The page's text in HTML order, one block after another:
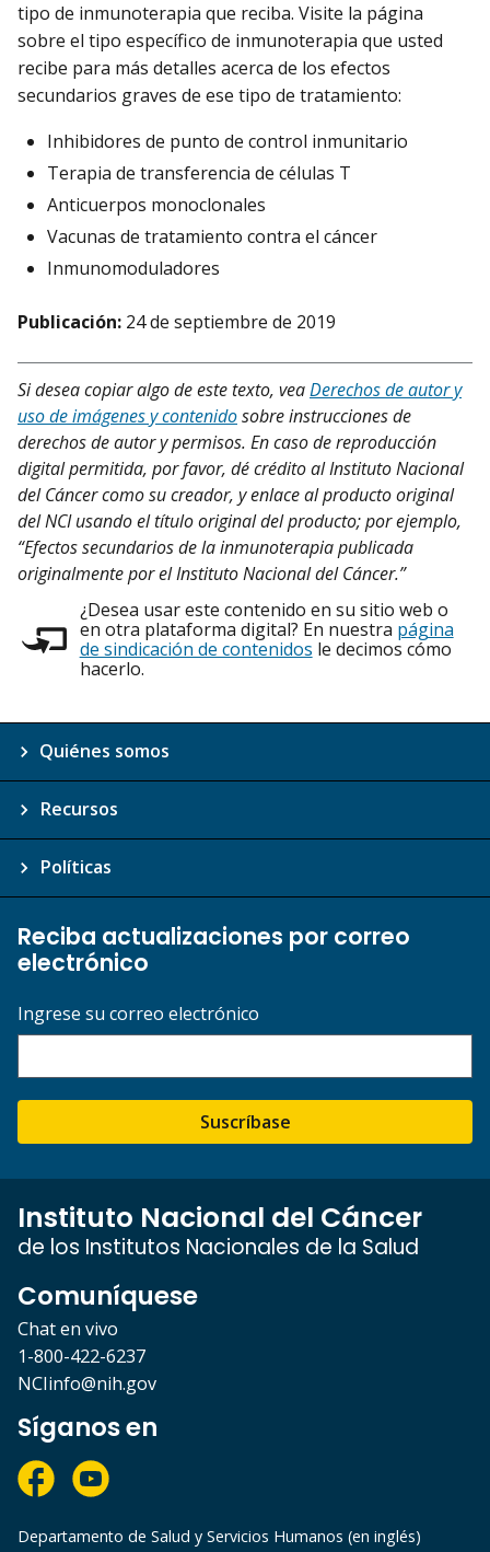
tipo de inmunoterapia que reciba. Visite la página
sobre el tipo específico de inmunoterapia que usted
recibe para más detalles acerca de los efectos
secundarios graves de ese tipo de tratamiento:
Inhibidores de punto de control inmunitario
Terapia de transferencia de células T
Anticuerpos monoclonales
Vacunas de tratamiento contra el cáncer
Inmunomoduladores
Publicación: 24 de septiembre de 2019
Si desea copiar algo de este texto, veaDerechos de autor y
uso de imágenes y contenidosobre instrucciones de
derechos de autor y permisos. En caso de reproducción
digital permitida, por favor, dé crédito al Instituto Nacional
del Cáncer como su creador, y enlace al producto original
del NCI usando el título original del producto; por ejemplo,
“Efectos secundarios de la inmunoterapia publicada
originalmente por el Instituto Nacional del Cáncer.”
¿Desea usar este contenido en su sitio web o
en otra plataforma digital? En nuestra página
de sindicación de contenidos le decimos cómo
hacerlo.
Quiénes somos
Recursos
Políticas
Reciba actualizaciones por correo
electrónico
Ingrese su correo electrónico
Suscríbase
Instituto Nacional del Cáncer
de los Institutos Nacionales de la Salud
Comuníquese
Chat en vivo
1-800-422-6237
NCIinfo@nih.gov
Síganos en
Departamento de Salud y Servicios Humanos (en inglés)